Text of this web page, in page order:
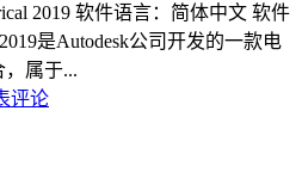
2019 软件语言：简体中文 软件
是Autodesk公司开发的一款电
属于...
评论